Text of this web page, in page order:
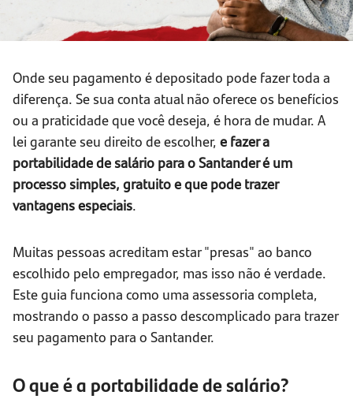
Onde seu pagamento é depositado pode fazer toda a
diferença. Se sua conta atual não oferece os benefícios
ou a praticidade que você deseja, é hora de mudar. A
lei garante seu direito de escolher, e fazer a
portabilidade de salário para o Santander é um
processo simples, gratuito e que pode trazer
vantagens especiais.
Muitas pessoas acreditam estar "presas" ao banco
escolhido pelo empregador, mas isso não é verdade.
Este guia funciona como uma assessoria completa,
mostrando o passo a passo descomplicado para trazer
seu pagamento para o Santander.
O que é a portabilidade de salário?